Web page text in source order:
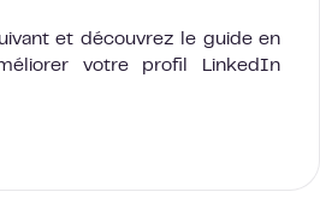
et découvrez le guide en
votre profil LinkedIn